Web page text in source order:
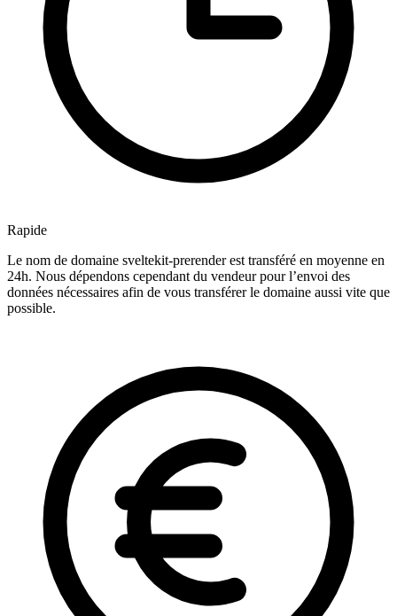
Rapide
Le nom de domaine sveltekit-prerender est transféré en moyenne en
24h. Nous dépendons cependant du vendeur pour l’envoi des
données nécessaires afin de vous transférer le domaine aussi vite que
possible.